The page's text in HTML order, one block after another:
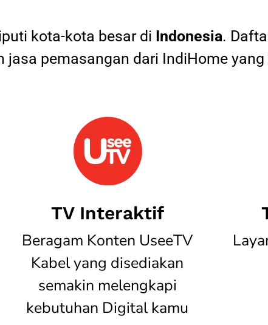
kota-kota besar di Indonesia.
jasa pemasangan dari IndiHome
TV Interaktif
Beragam Konten UseeTV
Kabel yang disediakan
semakin melengkapi
kebutuhan Digital kamu